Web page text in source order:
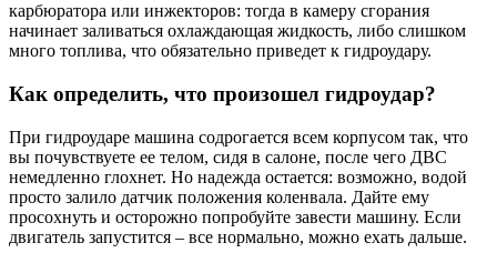
карбюратора или инжекторов: тогда в камеру сгорания
начинает заливаться охлаждающая жидкость, либо слишком
много топлива, что обязательно приведет к гидроудару.
Как определить, что произошел гидроудар?
При гидроударе машина содрогается всем корпусом так, что
вы почувствуете ее телом, сидя в салоне, после чего ДВС
немедленно глохнет. Но надежда остается: возможно, водой
просто залило датчик положения коленвала. Дайте ему
просохнуть и осторожно попробуйте завести машину. Если
двигатель запустится – все нормально, можно ехать дальше.